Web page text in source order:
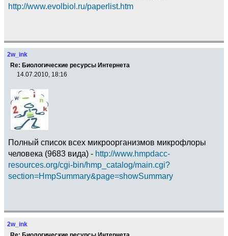
http://www.evolbiol.ru/paperlist.htm
2w_ink
Re: Биологические ресурсы Интернета
14.07.2010, 18:16
Полный cписок всех микроорганизмов микрофлоры
человека (9683 вида) - http://www.hmpdacc-
resources.org/cgi-bin/hmp_catalog/main.cgi?
section=HmpSummary&page=showSummary
2w_ink